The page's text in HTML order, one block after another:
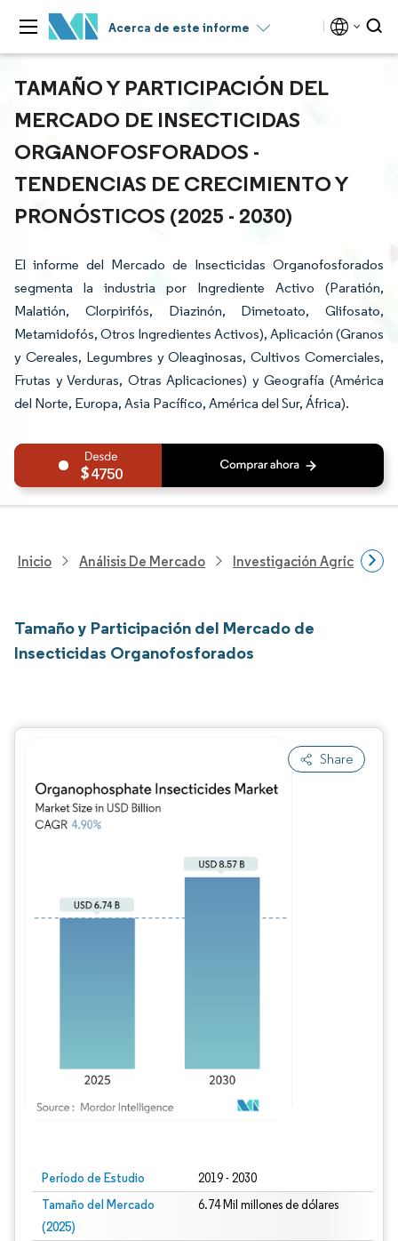
Acerca de este informe
TAMAÑO Y PARTICIPACIÓN DEL
MERCADO DE INSECTICIDAS
ORGANOFOSFORADOS -
TENDENCIAS DE CRECIMIENTO Y
PRONÓSTICOS (2025 - 2030)
El informe del Mercado de Insecticidas Organofosforados
segmenta la industria por Ingrediente Activo (Paratión,
Malatión, Clorpirifós, Diazinón, Dimetoato, Glifosato,
Metamidofós, Otros Ingredientes Activos), Aplicación (Granos
y Cereales, Legumbres y Oleaginosas, Cultivos Comerciales,
Frutas y Verduras, Otras Aplicaciones) y Geografía (América
del Norte, Europa, Asia Pacífico, América del Sur, África).
4750
Inicio Análisis De Mercado Investigación Agrícola
Tamaño y Participación del Mercado de
Insecticidas Organofosforados
Share
Período de Estudio 2019 - 2030
Tamaño del Mercado
(2025)
6.74 Mil millones de dólares